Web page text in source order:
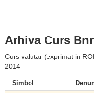
Arhiva Curs Bnr
Curs valutar (exprimat in
2014
Simbol